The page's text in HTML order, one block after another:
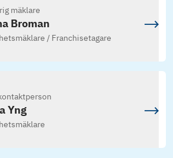
mäklare
Broman
/ Franchisetagare
Yng